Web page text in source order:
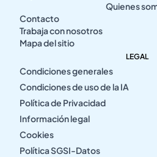
Quienes
Contacto
Trabaja con nosotros
Mapa del sitio
LEGAL
Condiciones generales
Condiciones de uso de la IA
Política de Privacidad
Información legal
Cookies
Política SGSI-Datos